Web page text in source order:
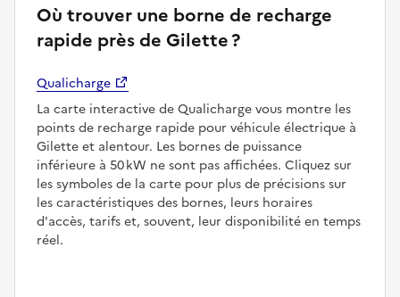
Où trouver une borne de recharge
rapide près de Gilette ?
Qualicharge
La carte interactive de Qualicharge vous montre les
points de recharge rapide pour véhicule électrique à
Gilette et alentour. Les bornes de puissance
inférieure à 50 kW ne sont pas affichées. Cliquez sur
les symboles de la carte pour plus de précisions sur
les caractéristiques des bornes, leurs horaires
d'accès, tarifs et, souvent, leur disponibilité en temps
réel.